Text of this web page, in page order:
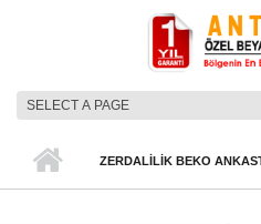
ANA MENÜZERDALILIK BEKO